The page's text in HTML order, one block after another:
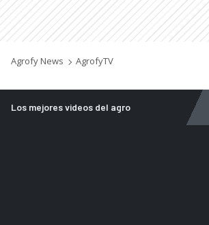
Agrofy News AgrofyTV
Los mejores videos del agro